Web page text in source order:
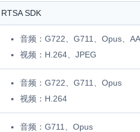
主要产品及服务的综合服务
视频画面进行风险识别，并
务处置流程
RTSA SDK
音频：G722、G711、Opus、
视频：H.264、JPEG
音频：G722、G711、Opus
视频：H.264
音频：G711、Opus